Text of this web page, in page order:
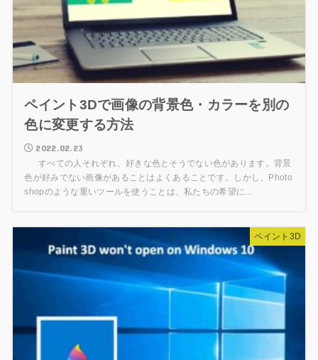
ペイント3Dで画像の背景色・カラーを別の
色に変更する方法
2022.02.23
すべての人それぞれ、好きな色とそうでない色があります。背景
色が好みでない画像があることはよくあることです。しかし、Photo
shopのような重いツールを使うことは、私たちの希望に...
ペイント3D